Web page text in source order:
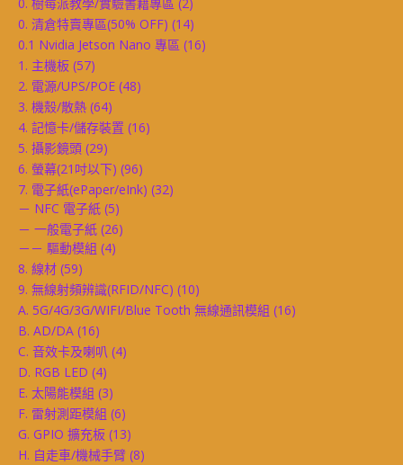
0. 清倉特賣專區(50% OFF) (14)
0.1 Nvidia Jetson Nano 專區 (16)
1. 主機板 (57)
2. 電源/UPS/POE (48)
3. 機殼/散熱 (64)
4. 記憶卡/儲存裝置 (16)
5. 攝影鏡頭 (29)
6. 螢幕(21吋以下) (96)
7. 電子紙(ePaper/eInk) (32)
－ NFC 電子紙 (5)
－ 一般電子紙 (26)
－－ 驅動模組 (4)
8. 線材 (59)
9. 無線射頻辨識(RFID/NFC) (10)
A. 5G/4G/3G/WIFI/Blue Tooth 無線通訊模組 (16)
B. AD/DA (16)
C. 音效卡及喇叭 (4)
D. RGB LED (4)
E. 太陽能模組 (3)
F. 雷射測距模組 (6)
G. GPIO 擴充板 (13)
H. 自走車/機械手臂 (8)